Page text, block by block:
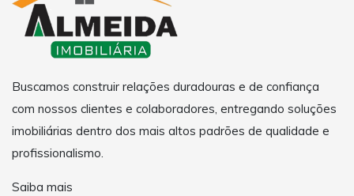
Buscamos construir relações duradouras e de confiança
com nossos clientes e colaboradores, entregando soluções
imobiliárias dentro dos mais altos padrões de qualidade e
profissionalismo.
Saiba mais